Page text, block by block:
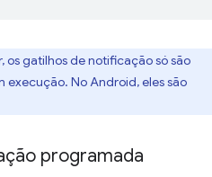
os gatilhos de notificação só são
execução. No Android, eles são
programada